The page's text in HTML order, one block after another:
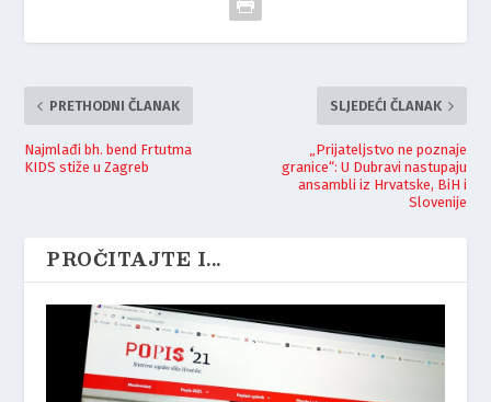
PRETHODNI ČLANAK
Najmlađi bh. bend Frtutma
KIDS stiže u Zagreb
SLJEDEĆI ČLANAK
„Prijateljstvo ne poznaje
granice“: U Dubravi nastupaju
ansambli iz Hrvatske, BiH i
Slovenije
PROČITAJTE I...